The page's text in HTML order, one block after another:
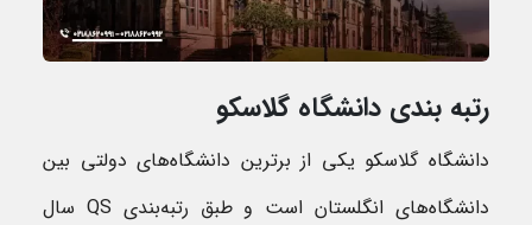
رتبه بندی دانشگاه گلاسکو
دانشگاه گلاسکو یکی از برترین دانشگاه‌های دولتی بین
دانشگاه‌های انگلستان است و طبق رتبه‌بندی QS سال